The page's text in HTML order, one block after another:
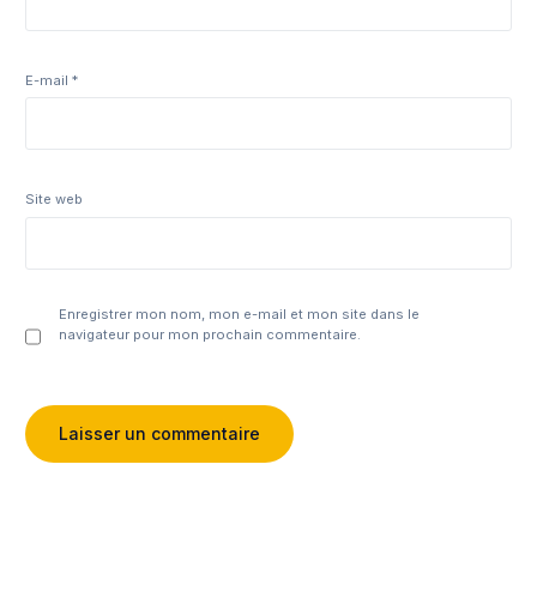
E-mail*
Site web
Enregistrer mon nom, mon e-mail et mon site dans le
navigateur pour mon prochain commentaire.